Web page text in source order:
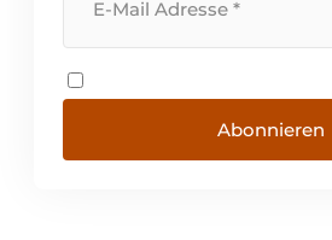
Abonnieren